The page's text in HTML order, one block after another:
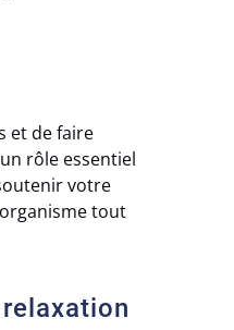
et de faire
rôle essentiel
votre
tout